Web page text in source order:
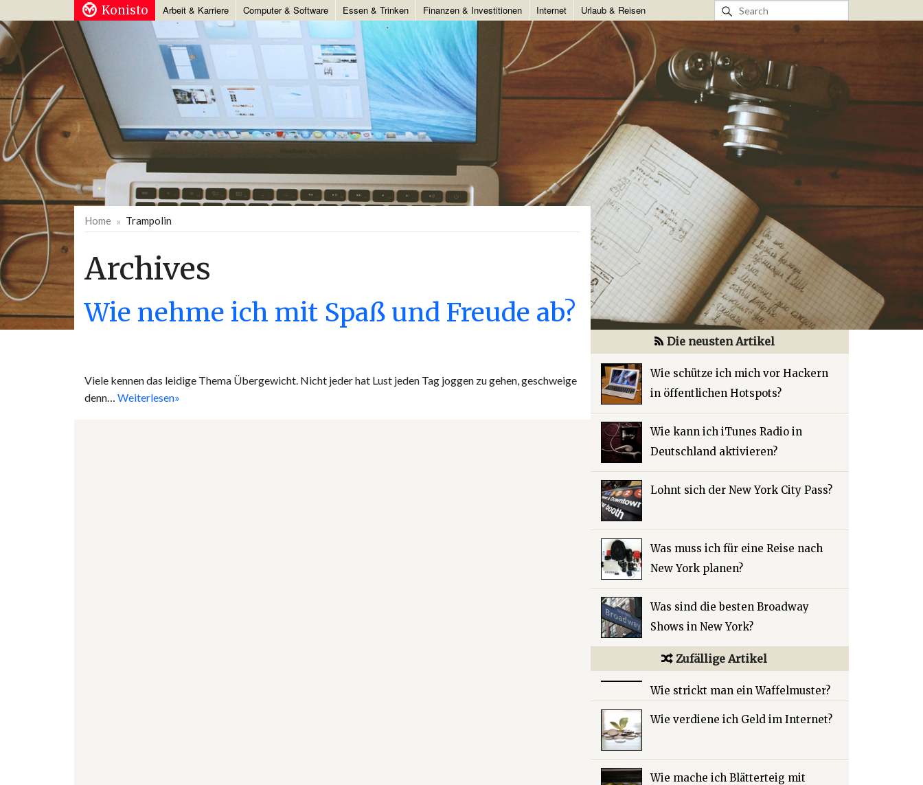
Konisto Arbeit & Karriere Computer & Software Essen & Trinken Finanzen & Investitionen Internet Urlaub & Reisen
Home Trampolin
Archives
Wie nehme ich mit Spaß und Freude ab?
Viele kennen das leidige Thema Übergewicht. Nicht jeder hat Lust jeden Tag joggen zu gehen, geschweige
denn… Weiterlesen»
Die neusten Artikel
Wie schütze ich mich vor Hackern
in öffentlichen Hotspots?
Wie kann ich iTunes Radio in
Deutschland aktivieren?
Lohnt sich der New York City Pass?
Was muss ich für eine Reise nach
New York planen?
Was sind die besten Broadway
Shows in New York?
Zufällige Artikel
Wie strickt man ein Waffelmuster?
Wie verdiene ich Geld im Internet?
Wie mache ich Blätterteig mit